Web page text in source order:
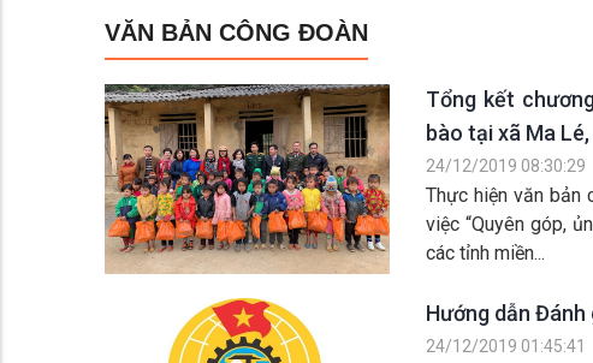
VĂN BẢN CÔNG ĐOÀN
Tổng kết
bào tại xã Ma
24/12/2019 08:30:29
Thực hiện văn bản
việc “Quyên góp,
các tỉnh miền...
Hướng dẫn
24/12/2019 01:45:41